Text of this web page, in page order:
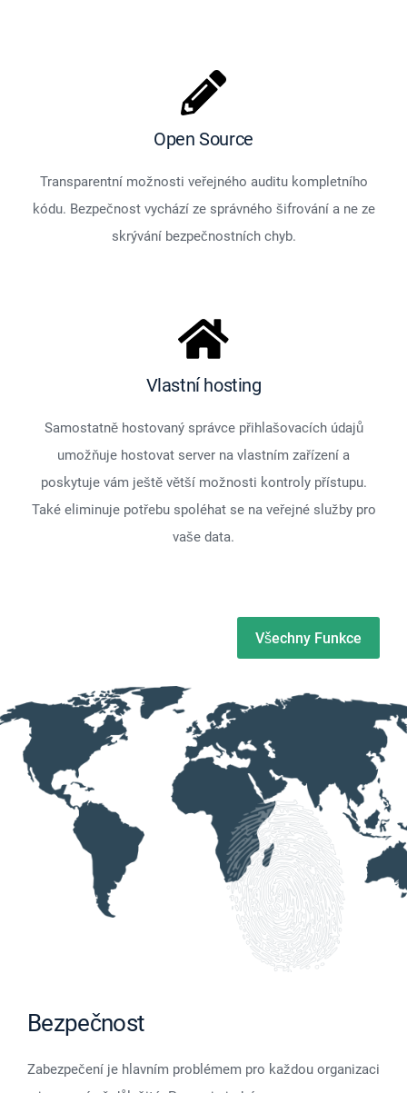
Open Source
Transparentní možnosti veřejného auditu kompletního
kódu. Bezpečnost vychází ze správného šifrování a ne ze
skrývání bezpečnostních chyb.
Vlastní hosting
Samostatně hostovaný správce přihlašovacích údajů
umožňuje hostovat server na vlastním zařízení a
poskytuje vám ještě větší možnosti kontroly přístupu.
Také eliminuje potřebu spoléhat se na veřejné služby pro
vaše data.
Všechny Funkce
Bezpečnost
Zabezpečení je hlavním problémem pro každou organizaci